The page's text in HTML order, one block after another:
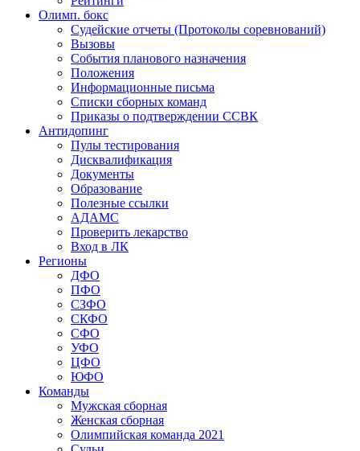
Олимп. бокс
Судейские отчеты (Протоколы соревнований)
Вызовы
События планового назначения
Положения
Информационные письма
Списки сборных команд
Приказы о подтверждении ССВК
Антидопинг
Пулы тестирования
Дисквалификация
Документы
Образование
Полезные ссылки
АДАМС
Проверить лекарство
Вход в ЛК
Регионы
ДФО
ПФО
СЗФО
СКФО
СФО
УФО
ЦФО
ЮФО
Команды
Мужская сборная
Женская сборная
Олимпийская команда 2021